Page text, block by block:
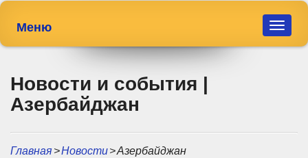
Toggle
Меню
Новости и события |
Азербайджан
Главная>Новости>Азербайджан